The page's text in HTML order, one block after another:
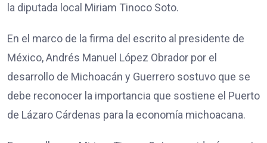
la diputada local Miriam Tinoco Soto.
En el marco de la firma del escrito al presidente de
México, Andrés Manuel López Obrador por el
desarrollo de Michoacán y Guerrero sostuvo que se
debe reconocer la importancia que sostiene el Puerto
de Lázaro Cárdenas para la economía michoacana.